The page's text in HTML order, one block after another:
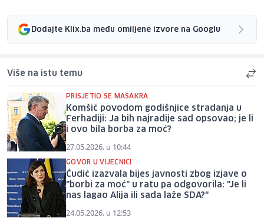
Dodajte Klix.ba među omiljene izvore na Googlu
Više na istu temu
PRISJETIO SE MASAKRA
Komšić povodom godišnjice stradanja u
Ferhadiji: Ja bih najradije sad opsovao; je li
i ovo bila borba za moć?
27.05.2026. u 10:44
GOVOR U VIJEĆNICI
Ćudić izazvala bijes javnosti zbog izjave o
"borbi za moć" u ratu pa odgovorila: "Je li
nas lagao Alija ili sada laže SDA?"
24.05.2026. u 12:53